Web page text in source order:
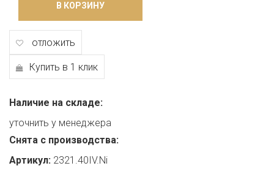
В КОРЗИНУ
отложить
Купить в 1 клик
Наличие на складе:
уточнить у менеджера
Снята с производства:
Артикул: 2321.40IV.Ni